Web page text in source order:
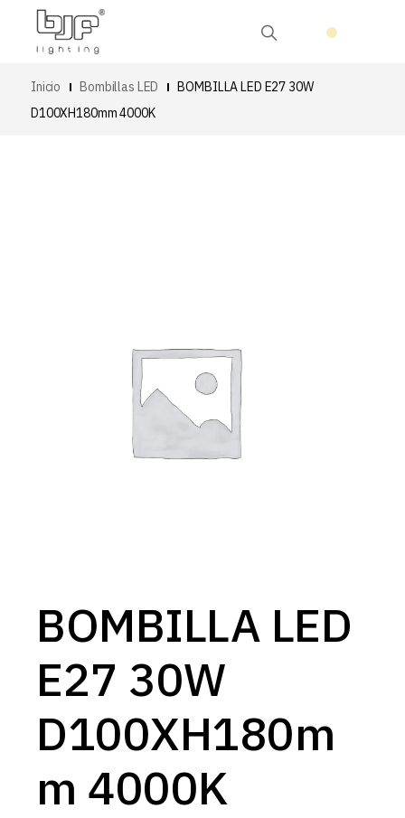
Inicio Bombillas LED
BOMBILLA LED E27 30W
D100XH180mm 4000K
BOMBILLA LED
E27 30W
D100XH180m
m 4000K